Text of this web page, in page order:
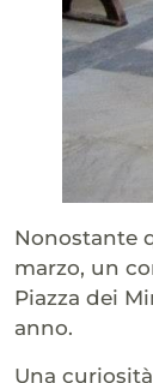
Nonostante
marzo, un
Piazza dei
anno.
Una